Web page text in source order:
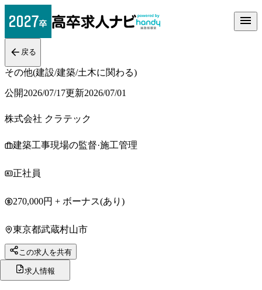
戻る
その他(建設/建築/土木に関わる)
公開2026/07/17更新2026/07/01
株式会社 クラテック
建築工事現場の監督·施工管理
正社員
270,000円 + ボーナス(あり)
東京都武蔵村山市
この求人を共有
求人情報